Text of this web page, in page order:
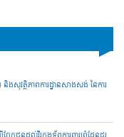
និងសុវត្ថិភាពការដ្ឋានសាងសង់ នៃការ
កជូនដល់វីរកងទ័ពការពារព្រំដែនជួរ